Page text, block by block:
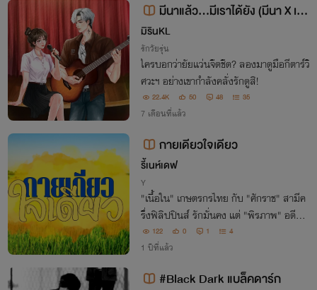
มีนาแล้ว...มีเราได้ยัง (มีนา X เด
ฟ) - มีอีบุ๊คโปร + 3 ตอนพิเศษ
มิรินKL
รักวัยรุ่น
ใครบอกว่ายัยแว่นจืดชืด? ลองมาดูมือกีตาร์วิ
ศวะฯ อย่างเขากำลังคลั่งรักดูสิ!
22.4K 50 48 35
7 เดือนที่แล้ว
กายเดียวใจเดียว
รี้เนห์เดฟ
Y
"เนื้อใน" เกษตรกรไทย กับ "ศักราช" สามีค
รึ่งฟิลิปปินส์ รักมั่นคง แต่ "พิรภาพ" อดีตค
นรักศักราชกลับมา สองหนุ่มหวั่นไหว "รถถั
ง" แฟนเก่าเนื้อในก็กลับมาอีก รักสี่เส้าอลว
122 0 1 4
1 ปีที่แล้ว
#Black Dark แบล็คดาร์ก